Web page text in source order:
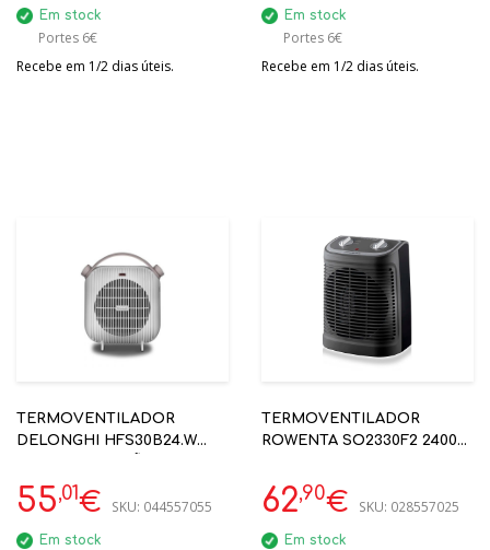
Em stock
Portes 6€
Recebe em 1/2 dias úteis.
Em stock
Portes 6€
Recebe em 1/2 dias úteis.
TERMOVENTILADOR
DELONGHI HFS30B24.W
SALPICOS
55,01€ SKU: 044557055
Em stock
TERMOVENTILADOR
ROWENTA SO2330F2 2400W
62,90€ SKU: 028557025
Em stock